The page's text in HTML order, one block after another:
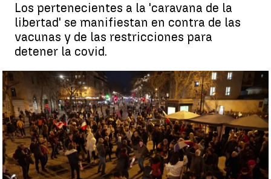
Los pertenecientes a la 'caravana de la
libertad' se manifiestan en contra de las
vacunas y de las restricciones para
detener la covid.
Algunos manifestantes de la 'caravana de la libertad' acceden a
los Campos Elíseos de París |Algunos manifestantes de la
'caravana de la libertad' acceden a los Campos Elíseos de París